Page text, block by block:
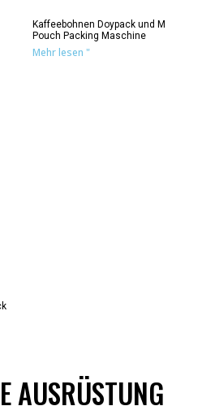
Kaffeebohnen Doypack und M
Pouch Packing Maschine
Mehr lesen "
AUSRÜSTUNG